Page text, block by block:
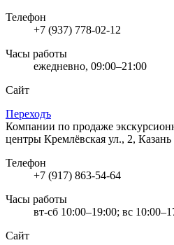
Телефон
+7 (937) 778-02-12
Часы работы
ежедневно, 09:00–21:00
Сайт
Переходъ
Компании по продаже
центры Кремлёвская ул., 2, Казань
Телефон
+7 (917) 863-54-64
Часы работы
вт-сб 10:00–19:00; вс
Сайт